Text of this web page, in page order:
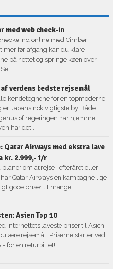
med web check-in
ind online med Cimber
før afgang kan du klare
på nettet og springe køen over i
af verdens bedste rejsemål
kendetegnene for en topmoderne
er Japans nok vigtigste by. Både
of regeringen har hjemme
har det...
Qatar Airways med ekstra lave
kr. 2.999,- t/r
planer om at rejse i efteråret eller
har Qatar Airways en kampagne lige
gode priser til mange
Asien Top 10
internettets laveste priser til Asien
rejsemål. Priserne starter ved
for en returbillet!